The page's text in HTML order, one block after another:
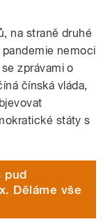
na straně druhé
nemoci
zprávami o
čínská vláda,
státy s
pud
Děláme vše